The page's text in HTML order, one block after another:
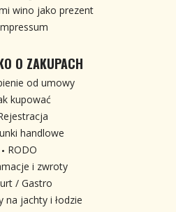
wino jako prezent
O ZAKUPACH
od umowy
kupować
handlowe
RODO
i zwroty
/ Gastro
na jachty i łodzie